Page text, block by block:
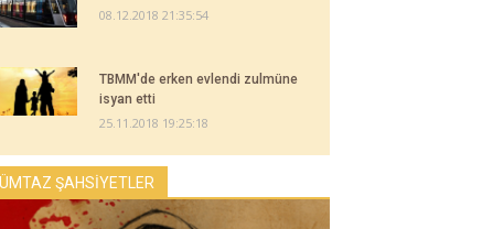
08.12.2018 21:35:54
TBMM'de erken evlendi zulmüne
isyan etti
25.11.2018 19:25:18
ŞAHSİYETLER